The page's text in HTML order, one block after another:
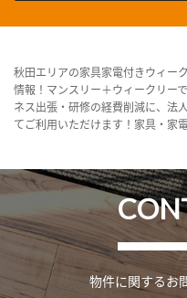
秋田エリアの家具家電付きウィー
情報！マンスリー＋ウィークリー
ネス出張・研修の経費削減に、法
てご利用いただけます！家具・家
物件に関するお